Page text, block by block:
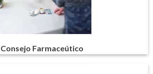
Consejo Farmaceútico